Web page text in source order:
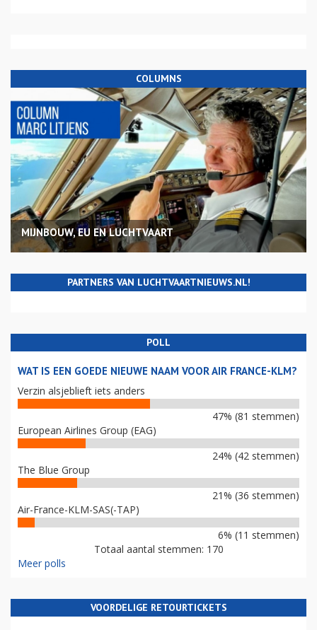
COLUMNS
MIJNBOUW, EU EN LUCHTVAART
PARTNERS VAN LUCHTVAARTNIEUWS.NL!
POLL
WAT IS EEN GOEDE NIEUWE NAAM VOOR AIR FRANCE-KLM?
Verzin alsjeblieft iets anders
47% (81 stemmen)
European Airlines Group (EAG)
24% (42 stemmen)
The Blue Group
21% (36 stemmen)
Air-France-KLM-SAS(-TAP)
6% (11 stemmen)
Totaal aantal stemmen: 170
Meer polls
VOORDELIGE RETOURTICKETS